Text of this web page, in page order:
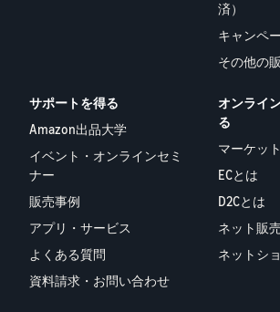
済）
キャンペ
その他の
サポートを得る
Amazon出品大学
イベント・オンラインセミ
ナー
販売事例
アプリ・サービス
よくある質問
資料請求・お問い合わせ
オンライ
る
マーケッ
ECとは
D2Cとは
ネット販
ネットシ